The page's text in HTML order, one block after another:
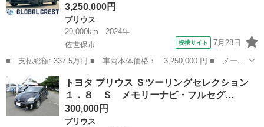
3,250,000円
プリウス
20,000km
2024年
佐世保市
提携サイト 7月28日
■ 支払総額: 337.5万円 ■ 車両本体価格： 3,250,000 円 ■ メーカ
ー名： トヨタ ■ 車種名： プリウス ■ グレード名： Ｚ 全周
囲 キーフリ フルセグテレビ 本革シート バックモニター シー
トクーラ...
長崎 佐世保市 プリウス
トヨタ プリウス Ｓツーリングセレクション
１．８ Ｓ メモリーナビ・フルセグ…
300,000円
プリウス